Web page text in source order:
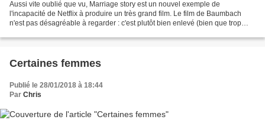
Aussi vite oublié que vu, Marriage story est un nouvel exemple de
l'incapacité de Netflix à produire un très grand film. Le film de Baumbach
n'est pas désagréable à regarder : c'est plutôt bien enlevé (bien que trop
Certaines femmes
Publié le 28/01/2018 à 18:44
Par Chris